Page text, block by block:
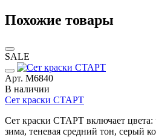
Похожие товары
SALE
Арт. М6840
В наличии
Сет краски СТАРТ
Сет краски СТАРТ включает цвета:
зима, теневая средний тон, серый